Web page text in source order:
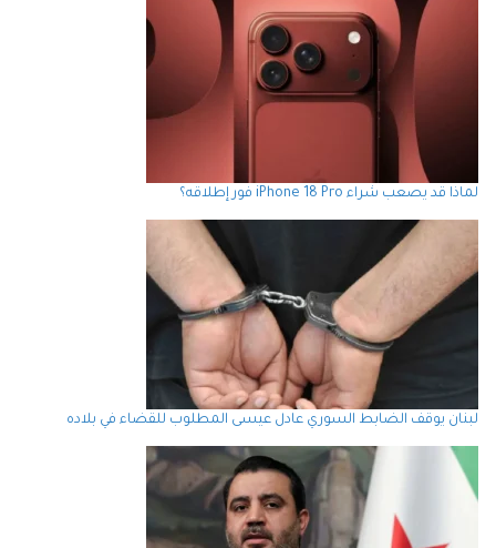
لماذا قد يصعب شراء iPhone 18 Pro فور إطلاقه؟
لبنان يوقف الضابط السوري عادل عيسى المطلوب للقضاء في بلاده